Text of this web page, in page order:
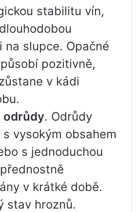
stabilitu vín,
na slupce. Opačné
pozitivně,
v kádi
odrůdy. Odrůdy
vysokým obsahem
s jednoduchou
v krátké době.
stav hroznů.